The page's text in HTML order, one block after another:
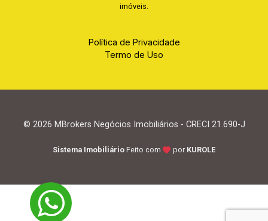
imóveis.
Política de Privacidade
Termo de Uso
© 2026 MBrokers Negócios Imobiliários - CRECI 21.690-J
Sistema Imobiliário Feito com por KUROLE